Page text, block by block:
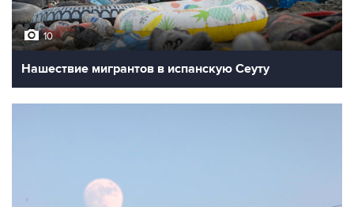
10
Нашествие мигрантов в испанскую Сеуту